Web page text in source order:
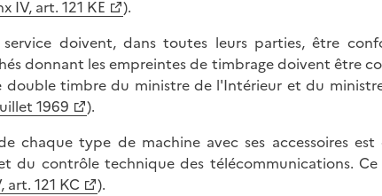
IV, art. 121 KE
).
service doivent, dans toutes leurs parties, être
donnant les empreintes de timbrage doivent être
double timbre du ministre de l'Intérieur et du
1969
).
chaque type de machine avec ses accessoires
du contrôle technique des télécommunications.
art. 121 KC
).